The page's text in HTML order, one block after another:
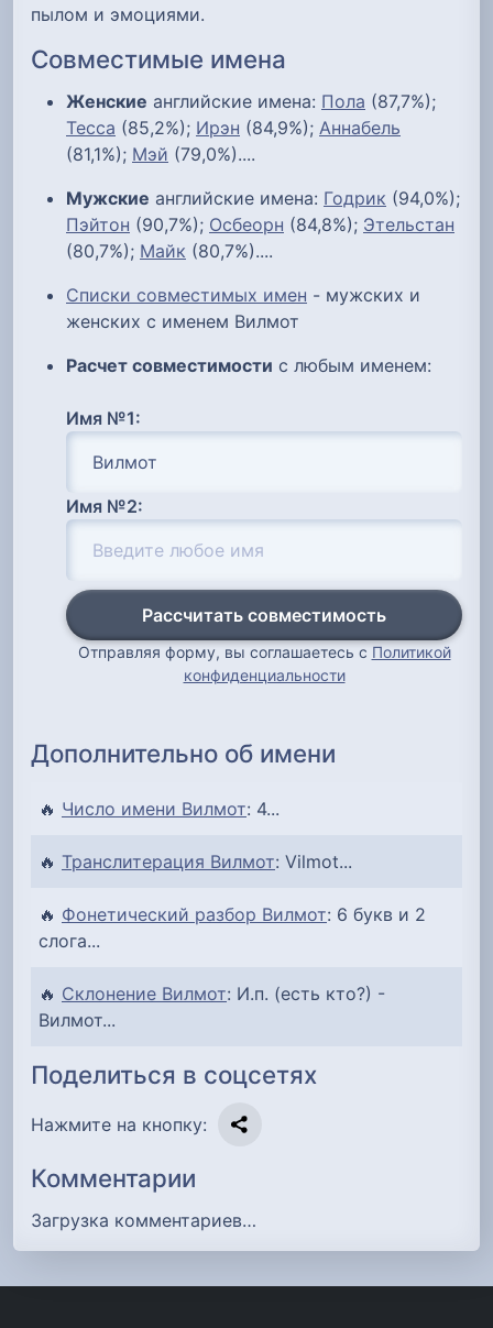
пылом и эмоциями.
Совместимые имена
Женские английские имена: Пола (87,7%);
Тесса (85,2%); Ирэн (84,9%); Аннабель
(81,1%); Мэй (79,0%)....
Мужские английские имена: Годрик (94,0%);
Пэйтон (90,7%); Осбеорн (84,8%); Этельстан
(80,7%); Майк (80,7%)....
Списки совместимых имен - мужских и
женских с именем Вилмот
Расчет совместимости с любым именем:
Имя №1:
Имя №2:
Рассчитать совместимость
Отправляя форму, вы соглашаетесь с Политикой
конфиденциальности
Дополнительно об имени
🔥 Число имени Вилмот: 4...
🔥 Транслитерация Вилмот: Vilmot...
🔥 Фонетический разбор Вилмот: 6 букв и 2
слога...
🔥 Склонение Вилмот: И.п. (есть кто?) -
Вилмот...
Поделиться в соцсетях
Нажмите на кнопку:
Комментарии
Загрузка комментариев…